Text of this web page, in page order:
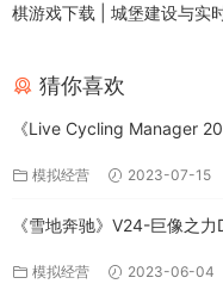
棋游戏下载 | 城堡建设与实
猜你喜欢
《Live Cycling Manager
模拟经营 2023-07-15
《雪地奔驰》V24-巨像之
模拟经营 2023-06-04